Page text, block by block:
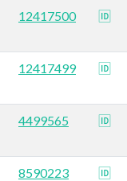
12417500 🆔
12417499 🆔
4499565 🆔
8590223 🆔